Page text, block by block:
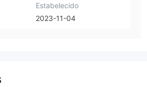
Estabelecido
2023-11-04